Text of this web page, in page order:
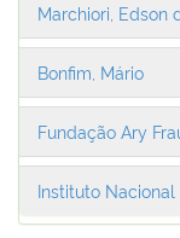
Marchiori, Edson
Bonfim, Mário
Fundação Ary
Instituto Nacional